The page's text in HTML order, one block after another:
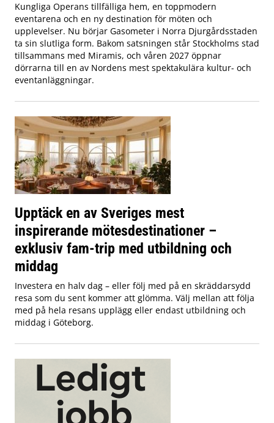
Kungliga Operans tillfälliga hem, en toppmodern
eventarena och en ny destination för möten och
upplevelser. Nu börjar Gasometer i Norra Djurgårdsstaden
ta sin slutliga form. Bakom satsningen står Stockholms stad
tillsammans med Miramis, och våren 2027 öppnar
dörrarna till en av Nordens mest spektakulära kultur- och
eventanläggningar.
Upptäck en av Sveriges mest
inspirerande mötesdestinationer –
exklusiv fam-trip med utbildning och
middag
Investera en halv dag – eller följ med på en skräddarsydd
resa som du sent kommer att glömma. Välj mellan att följa
med på hela resans upplägg eller endast utbildning och
middag i Göteborg.